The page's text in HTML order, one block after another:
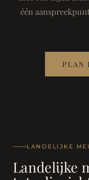
één
PLAN
LANDELIJKE
Landelijke